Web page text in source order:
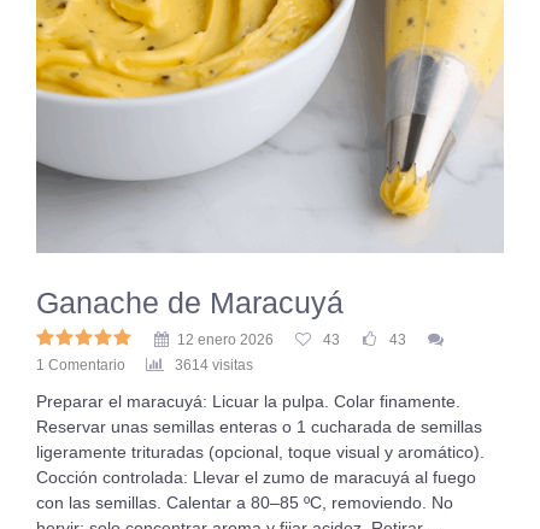
Ganache de Maracuyá
12 enero 2026 43
43
1 Comentario
3614 visitas
Preparar el maracuyá: Licuar la pulpa. Colar finamente.
Reservar unas semillas enteras o 1 cucharada de semillas
ligeramente trituradas (opcional, toque visual y aromático).
Cocción controlada: Llevar el zumo de maracuyá al fuego
con las semillas. Calentar a 80–85 ºC, removiendo. No